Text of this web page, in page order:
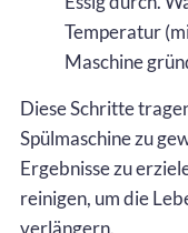
Temperatur
Maschine
Diese Schritte
Spülmaschine zu
Ergebnisse zu
reinigen, um die
verlängern.